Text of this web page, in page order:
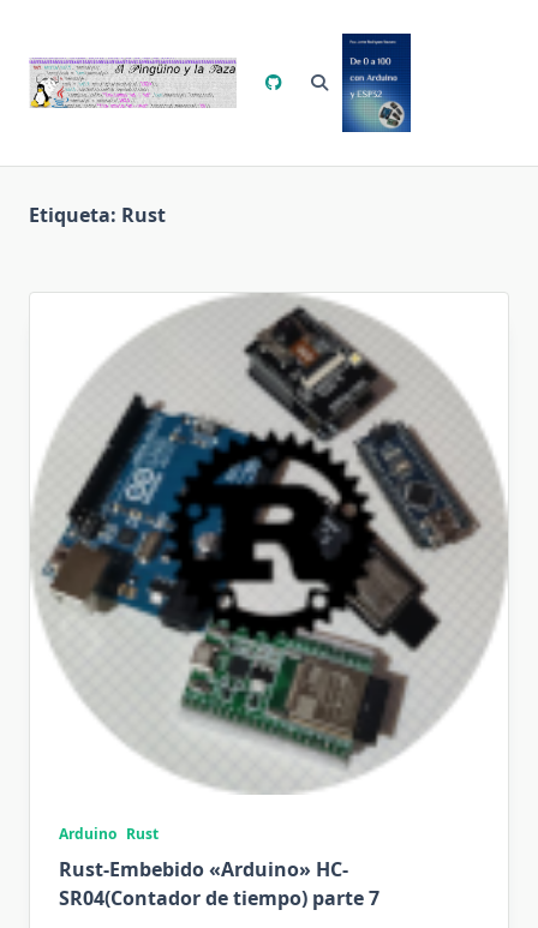
contenido
Etiqueta: Rust
Arduino Rust
Rust-Embebido «Arduino» HC-
SR04(Contador de tiempo) parte 7